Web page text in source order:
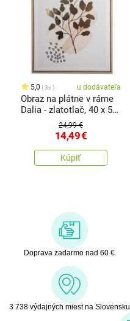
5,0 3x u dodávateľa
Obraz na plátne v ráme
Dalia - zlatotlač, 40 x 50
24,99 €
14,49€
Kúpiť
Doprava zadarmo nad 60 €
3 738 výdajných miest na Slovensku